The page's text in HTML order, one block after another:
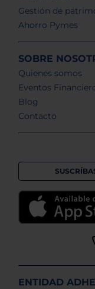
Gestión de
Ahorro Pymes
SOBRE
Quienes somos
Eventos
Blog
Contacto
ENTIDAD